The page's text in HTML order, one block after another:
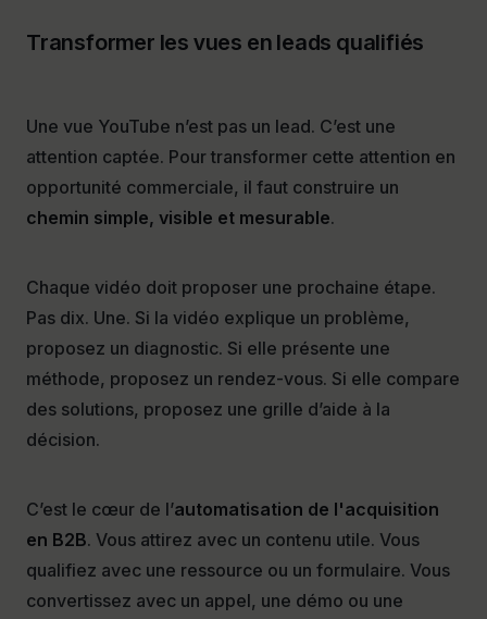
Transformer les vues en leads qualifiés
Une vue YouTube n’est pas un lead. C’est une
attention captée. Pour transformer cette attention en
opportunité commerciale, il faut construire un
chemin simple, visible et mesurable.
Chaque vidéo doit proposer une prochaine étape.
Pas dix. Une. Si la vidéo explique un problème,
proposez un diagnostic. Si elle présente une
méthode, proposez un rendez-vous. Si elle compare
des solutions, proposez une grille d’aide à la
décision.
C’est le cœur de l’automatisation de l'acquisition
en B2B. Vous attirez avec un contenu utile. Vous
qualifiez avec une ressource ou un formulaire. Vous
convertissez avec un appel, une démo ou une